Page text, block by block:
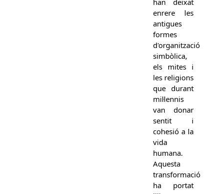
enrere les
antigues
formes
d'organització
simbòlica,
els mites i
les religions
que durant
mil·lennis
van donar
sentit i
cohesió a la
vida
humana.
Aquesta
transformació
ha portat